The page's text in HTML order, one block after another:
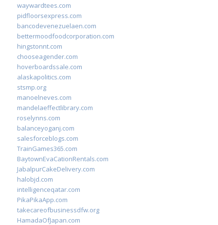
waywardtees.com
pidfloorsexpress.com
bancodevenezuelaen.com
bettermoodfoodcorporation.com
hingstonnt.com
chooseagender.com
hoverboardssale.com
alaskapolitics.com
stsmp.org
manoelneves.com
mandelaeffectlibrary.com
roselynns.com
balanceyoganj.com
salesforceblogs.com
TrainGames365.com
BaytownEvaCationRentals.com
JabalpurCakeDelivery.com
halobjd.com
intelligenceqatar.com
PikaPikaApp.com
takecareofbusinessdfw.org
HamadaOfJapan.com